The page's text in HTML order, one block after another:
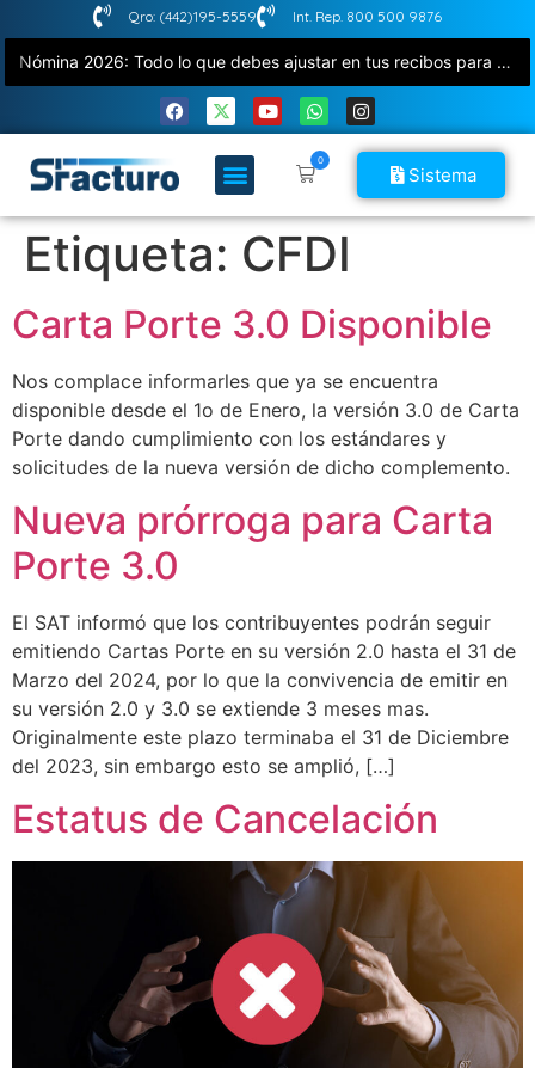
Qro: (442)195-5559 Int. Rep. 800 500 9876
Nómina 2026: Todo lo que debes ajustar en tus recibos para evitar errores con el SAT
0
Sistema
Etiqueta: CFDI
Carta Porte 3.0 Disponible
Nos complace informarles que ya se encuentra
disponible desde el 1o de Enero, la versión 3.0 de Carta
Porte dando cumplimiento con los estándares y
solicitudes de la nueva versión de dicho complemento.
Nueva prórroga para Carta
Porte 3.0
El SAT informó que los contribuyentes podrán seguir
emitiendo Cartas Porte en su versión 2.0 hasta el 31 de
Marzo del 2024, por lo que la convivencia de emitir en
su versión 2.0 y 3.0 se extiende 3 meses mas.
Originalmente este plazo terminaba el 31 de Diciembre
del 2023, sin embargo esto se amplió, […]
Estatus de Cancelación